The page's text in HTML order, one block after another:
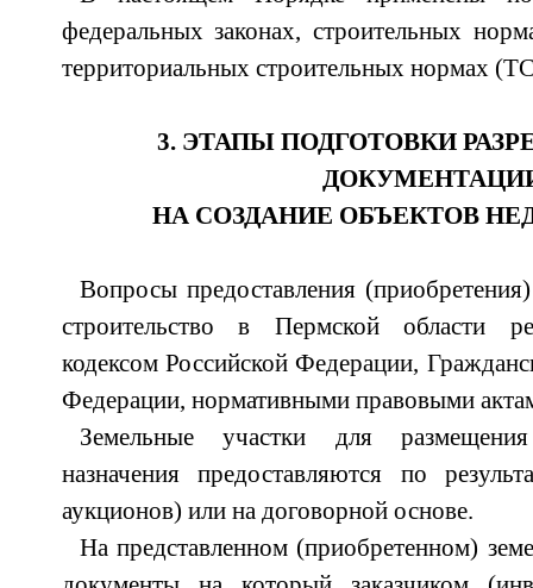
федеральных законах, строительных
территориальных строительных нормах
3. ЭТАПЫ ПОДГОТОВКИ
НА СОЗДАНИЕ ОБЪЕКТОВ
Вопросы предоставления
строительство в Пермской области
кодексом Российской Федерации,
Федерации, нормативными правовыми
Земельные участки для
назначения предоставляются по
аукционов) или на договорной основе.
На представленном (приобретенном)